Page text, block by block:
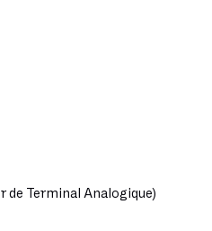
de Terminal Analogique)